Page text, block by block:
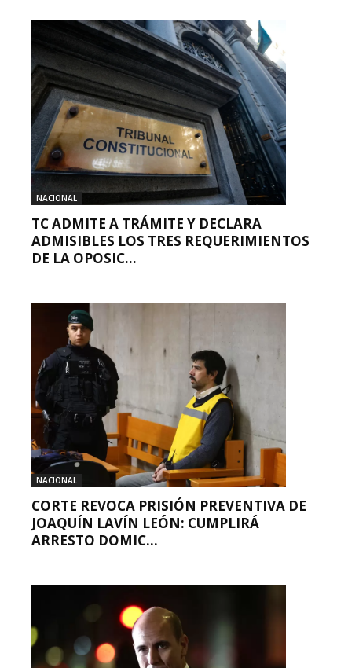
NACIONAL
TC ADMITE A TRÁMITE Y DECLARA
ADMISIBLES LOS TRES REQUERIMIENTOS
DE LA OPOSIC...
NACIONAL
CORTE REVOCA PRISIÓN PREVENTIVA DE
JOAQUÍN LAVÍN LEÓN: CUMPLIRÁ
ARRESTO DOMIC...